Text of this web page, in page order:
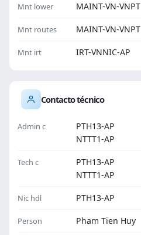
Mnt lower MAINT-VN-VNPT
Mnt routes MAINT-VN-VNPT
Mnt irt IRT-VNNIC-AP
Contacto técnico
Admin c
PTH13-AP
NTTT1-AP
Tech c
PTH13-AP
NTTT1-AP
Nic hdl PTH13-AP
Person Pham Tien Huy